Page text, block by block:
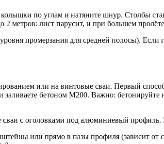
по углам и натяните шнур. Столбы
метров: лист парусит, и при большем
промерзания для средней полосы).
или на винтовые сваи. Первый
бетоном М200. Важно:
с оголовками под алюминиевый профиль.
или прямо в пазы профиля (зависит